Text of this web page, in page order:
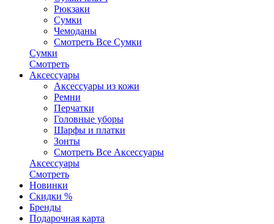
Рюкзаки
Сумки
Чемоданы
Смотреть Все Сумки
Сумки
Смотреть
Аксессуары
Аксессуары из кожи
Ремни
Перчатки
Головные уборы
Шарфы и платки
Зонты
Смотреть Все Аксессуары
Аксессуары
Смотреть
Новинки
Скидки %
Бренды
Подарочная карта